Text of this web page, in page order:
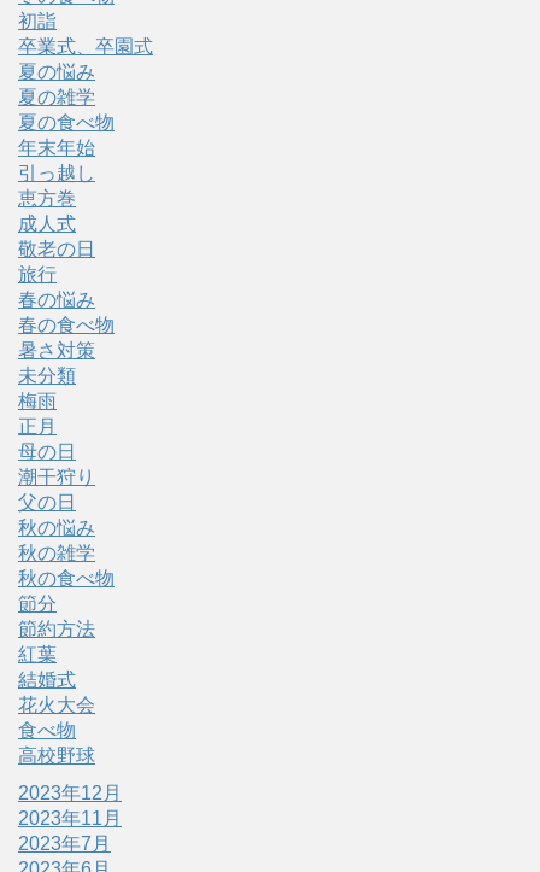
初詣
卒業式、卒園式
夏の悩み
夏の雑学
夏の食べ物
年末年始
引っ越し
恵方巻
成人式
敬老の日
旅行
春の悩み
春の食べ物
暑さ対策
未分類
梅雨
正月
母の日
潮干狩り
父の日
秋の悩み
秋の雑学
秋の食べ物
節分
節約方法
紅葉
結婚式
花火大会
食べ物
高校野球
2023年12月
2023年11月
2023年7月